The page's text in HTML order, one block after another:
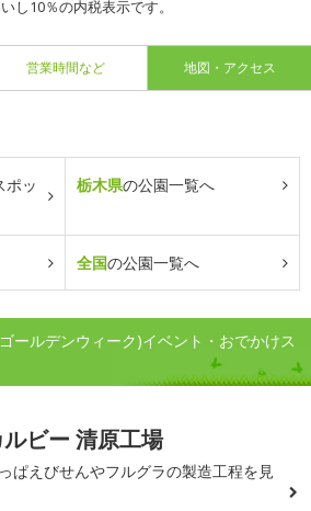
し10％の内税表示です。
営業時間など 地図・アクセス
ポッ
栃木県の公園一覧へ
全国の公園一覧へ
ールデンウィーク)イベント・おでかけス
ルビー 清原工場
ぱえびせんやフルグラの製造工程を見